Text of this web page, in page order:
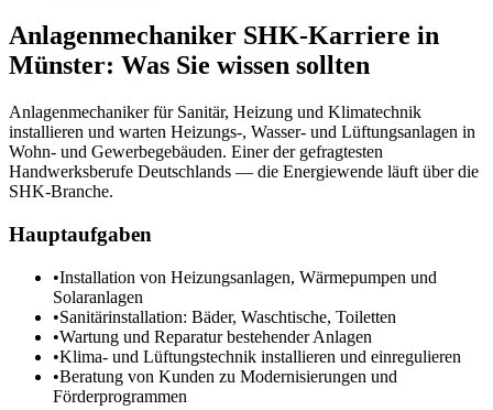
Anlagenmechaniker SHK-Karriere in
Münster: Was Sie wissen sollten
Anlagenmechaniker für Sanitär, Heizung und Klimatechnik
installieren und warten Heizungs-, Wasser- und Lüftungsanlagen in
Wohn- und Gewerbegebäuden. Einer der gefragtesten
Handwerksberufe Deutschlands — die Energiewende läuft über die
SHK-Branche.
Hauptaufgaben
•Installation von Heizungsanlagen, Wärmepumpen und
Solaranlagen
•Sanitärinstallation: Bäder, Waschtische, Toiletten
•Wartung und Reparatur bestehender Anlagen
•Klima- und Lüftungstechnik installieren und einregulieren
•Beratung von Kunden zu Modernisierungen und
Förderprogrammen